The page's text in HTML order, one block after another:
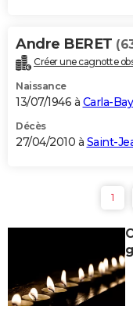
Andre BERET
Créer une cagnotte
Naissance
13/07/1946 à Carla-
Décès
27/04/2010 à Saint-
1